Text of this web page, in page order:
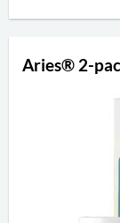
Aries® 2-